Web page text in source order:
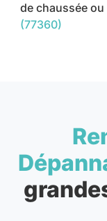
de chaussée
(77360)